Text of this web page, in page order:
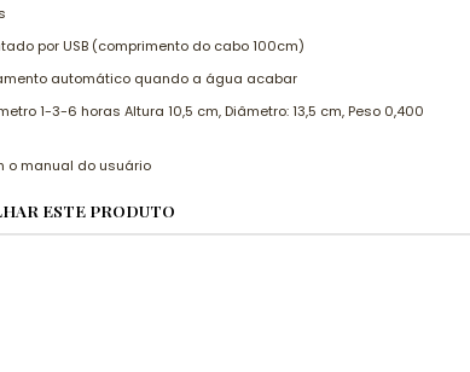
por USB (comprimento do cabo 100cm)
automático quando a água acabar
1-3-6 horas Altura 10,5 cm, Diâmetro: 13,5 cm, Peso 0,400
o manual do usuário
ESTE PRODUTO